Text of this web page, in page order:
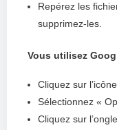
Repérez les
supprimez-les.
Vous utilisez
Cliquez sur
Sélectionnez «
Cliquez sur